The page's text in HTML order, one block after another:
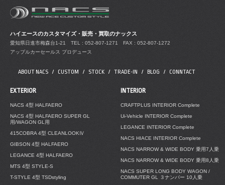
ハイエースのカスタマイズ・販売・買取のナックス
愛知県日進市梅森台1-21 TEL : 052-807-1271 FAX : 052-807-1272
アップルカーセールス プロデュース
ABOUT NACS CUSTOM STOCK TRADE-IN BLOG CONNTACT
EXTERIOR
NACS 4型 HALFAERO
NACS 4型 HALFAERO SUPER GL
用/WAGON GL用
415COBRA 4型 CLEANLOOKⅣ
GIBSON 4型 HALFAERO
LEGANCE 4型 HALFAERO
MTS 4型 STYLE-S
T-STYLE 4型 TSDstyling
INTERIOR
CRAFTPLUS INTERIOR Complete
Ui-Vehicle INTERIOR Complete
LEGANCE INTERIOR Complete
NACS HIACE INTERIOR Complete
NACS NARROW & WIDE BODY 乗用7人乗
NACS NARROW & WIDE BODY 乗用8人乗
NACS SUPER LONG BODY WAGON /
COMMUTER GL ３ナンバー 10人乗